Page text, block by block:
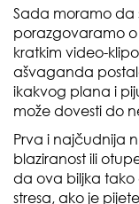
Sada moramo da
porazgovaramo
kratkim video-
ašvaganda
ikakvog plana i
može dovesti do
Prva i najčudnija
blaziranost ili
da ova biljka tako
stresa, ako je